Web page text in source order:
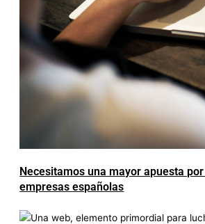
Necesitamos una mayor apuesta
empresas españolas